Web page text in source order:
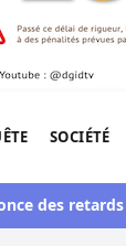
SOCIÉTÉ
des retards